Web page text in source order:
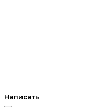
Написать